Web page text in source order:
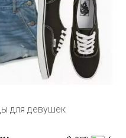
для девушек